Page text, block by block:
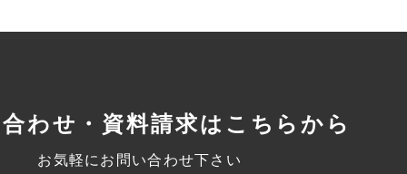
わせ・資料請求はこちらから
お気軽にお問い合わせ下さい